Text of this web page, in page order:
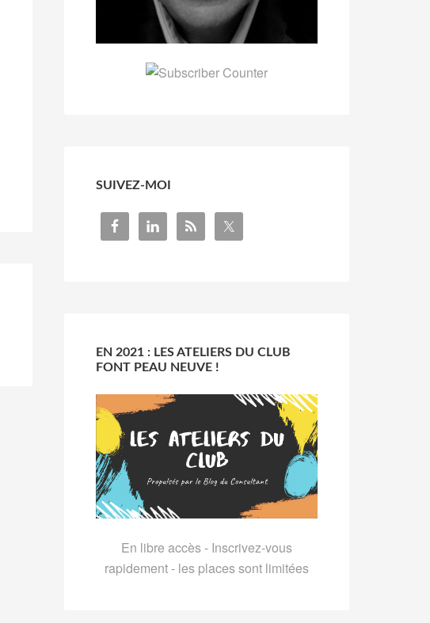
SUIVEZ-MOI
EN 2021 : LES ATELIERS DU CLUB
FONT PEAU NEUVE !
En libre accès - Inscrivez-vous
rapidement - les places sont limitées